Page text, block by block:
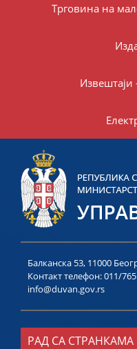
Трговина на
Балканска 53, 11000
Контакт телефон:011/
info@duvan.gov.rs
РАД СА СТРАНКАМА